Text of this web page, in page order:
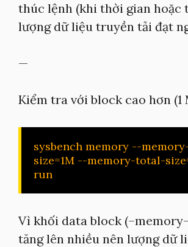
thúc lệnh (khi thời gian hoặc
lượng dữ liệu truyền tải đạt
—
Kiểm tra với block cao hơn (1
sysbench memory --
size=1M --memory-total-
run
Vì khối data block
tăng lên nhiều nên lượng dữ